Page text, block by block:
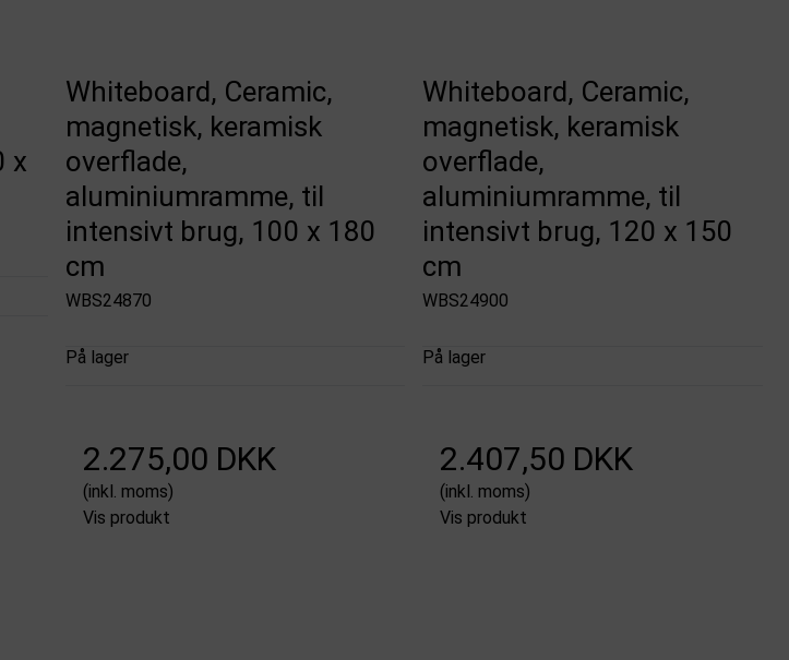
x
Whiteboard, Ceramic,
magnetisk, keramisk
overflade,
aluminiumramme, til
intensivt brug, 100 x 180
cm
WBS24870
På lager
2.275,00 DKK
(inkl. moms)
Vis produkt
Whiteboard, Ceramic,
magnetisk, keramisk
overflade,
aluminiumramme, til
intensivt brug, 120 x 150
cm
WBS24900
På lager
2.407,50 DKK
(inkl. moms)
Vis produkt